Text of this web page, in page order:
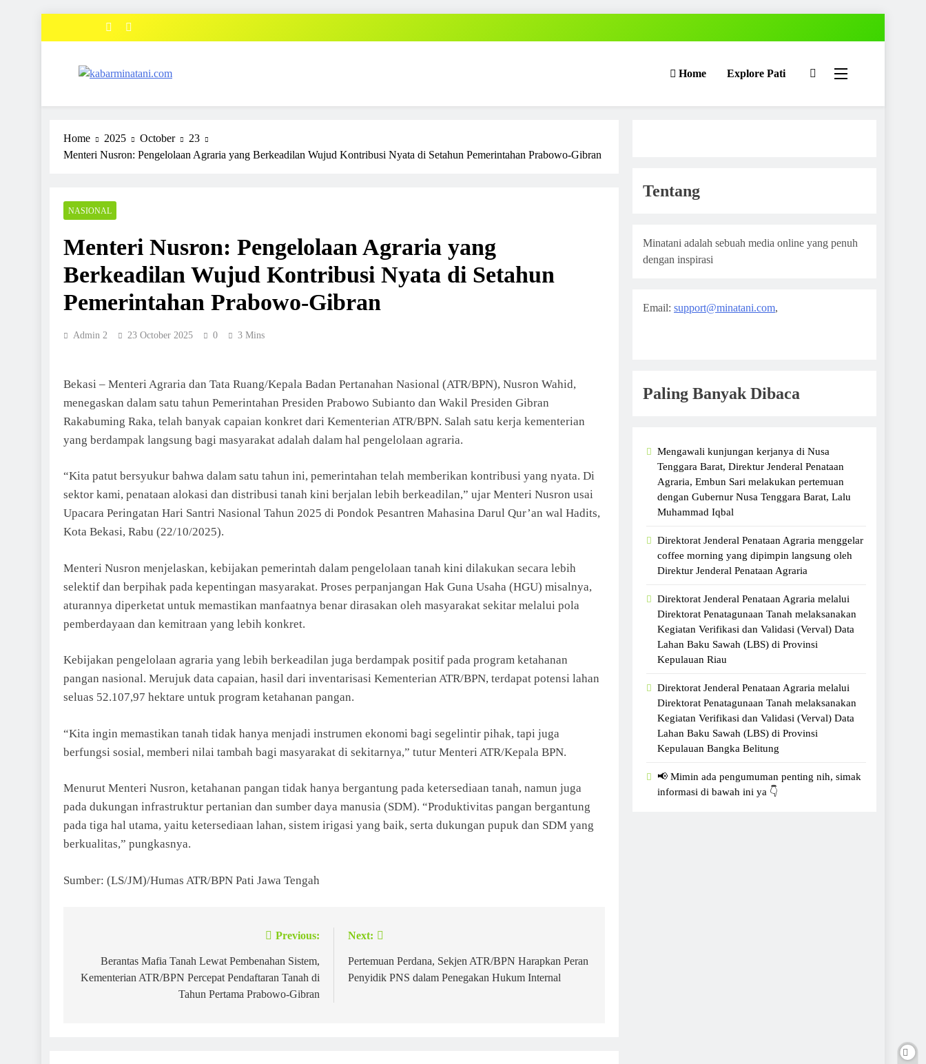
Home Explore Pati
Home 2025 October
23
Menteri Nusron: Pengelolaan Agraria yang Berkeadilan Wujud Kontribusi Nyata di Setahun Pemerintahan Prabowo-Gibran
NASIONAL
Menteri Nusron: Pengelolaan Agraria yang
Berkeadilan Wujud Kontribusi Nyata di Setahun
Pemerintahan Prabowo-Gibran
Admin 2 23 October 2025 0 3 Mins
Bekasi – Menteri Agraria dan Tata Ruang/Kepala Badan Pertanahan Nasional (ATR/BPN), Nusron Wahid,
menegaskan dalam satu tahun Pemerintahan Presiden Prabowo Subianto dan Wakil Presiden Gibran
Rakabuming Raka, telah banyak capaian konkret dari Kementerian ATR/BPN. Salah satu kerja kementerian
yang berdampak langsung bagi masyarakat adalah dalam hal pengelolaan agraria.
“Kita patut bersyukur bahwa dalam satu tahun ini, pemerintahan telah memberikan kontribusi yang nyata. Di
sektor kami, penataan alokasi dan distribusi tanah kini berjalan lebih berkeadilan,” ujar Menteri Nusron usai
Upacara Peringatan Hari Santri Nasional Tahun 2025 di Pondok Pesantren Mahasina Darul Qur’an wal Hadits,
Kota Bekasi, Rabu (22/10/2025).
Menteri Nusron menjelaskan, kebijakan pemerintah dalam pengelolaan tanah kini dilakukan secara lebih
selektif dan berpihak pada kepentingan masyarakat. Proses perpanjangan Hak Guna Usaha (HGU) misalnya,
aturannya diperketat untuk memastikan manfaatnya benar dirasakan oleh masyarakat sekitar melalui pola
pemberdayaan dan kemitraan yang lebih konkret.
Kebijakan pengelolaan agraria yang lebih berkeadilan juga berdampak positif pada program ketahanan
pangan nasional. Merujuk data capaian, hasil dari inventarisasi Kementerian ATR/BPN, terdapat potensi lahan
seluas 52.107,97 hektare untuk program ketahanan pangan.
“Kita ingin memastikan tanah tidak hanya menjadi instrumen ekonomi bagi segelintir pihak, tapi juga
berfungsi sosial, memberi nilai tambah bagi masyarakat di sekitarnya,” tutur Menteri ATR/Kepala BPN.
Menurut Menteri Nusron, ketahanan pangan tidak hanya bergantung pada ketersediaan tanah, namun juga
pada dukungan infrastruktur pertanian dan sumber daya manusia (SDM). “Produktivitas pangan bergantung
pada tiga hal utama, yaitu ketersediaan lahan, sistem irigasi yang baik, serta dukungan pupuk dan SDM yang
berkualitas,” pungkasnya.
Sumber: (LS/JM)/Humas ATR/BPN Pati Jawa Tengah
navigation
Previous:
Berantas Mafia Tanah Lewat Pembenahan Sistem,
Kementerian ATR/BPN Percepat Pendaftaran Tanah di
Tahun Pertama Prabowo-Gibran
Next:
Pertemuan Perdana, Sekjen ATR/BPN Harapkan Peran
Penyidik PNS dalam Penegakan Hukum Internal
Tentang
Minatani adalah sebuah media online yang penuh
dengan inspirasi
Email: support@minatani.com,
Paling Banyak Dibaca
Mengawali kunjungan kerjanya di Nusa
Tenggara Barat, Direktur Jenderal Penataan
Agraria, Embun Sari melakukan pertemuan
dengan Gubernur Nusa Tenggara Barat, Lalu
Muhammad Iqbal
Direktorat Jenderal Penataan Agraria menggelar
coffee morning yang dipimpin langsung oleh
Direktur Jenderal Penataan Agraria
Direktorat Jenderal Penataan Agraria melalui
Direktorat Penatagunaan Tanah melaksanakan
Kegiatan Verifikasi dan Validasi (Verval) Data
Lahan Baku Sawah (LBS) di Provinsi
Kepulauan Riau
Direktorat Jenderal Penataan Agraria melalui
Direktorat Penatagunaan Tanah melaksanakan
Kegiatan Verifikasi dan Validasi (Verval) Data
Lahan Baku Sawah (LBS) di Provinsi
Kepulauan Bangka Belitung
📢 Mimin ada pengumuman penting nih, simak
informasi di bawah ini ya 👇